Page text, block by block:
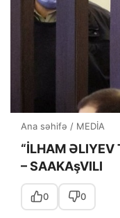
Ana səhifə / MEDİA
“İLHAM ƏLIYEV
– SAAKAşVILI
0 0